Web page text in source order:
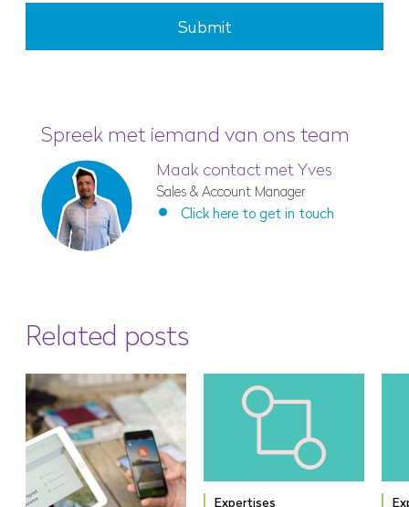
Submit
Spreek met iemand van ons team
Maak contact met Yves
Sales & Account Manager
Click here to get in touch
Related posts
Expertises